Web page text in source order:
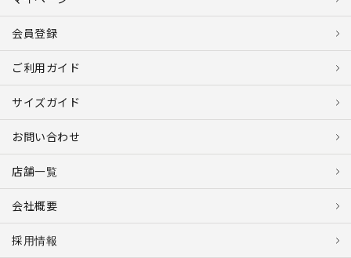
会員登録
ご利用ガイド
サイズガイド
お問い合わせ
店舗一覧
会社概要
採用情報